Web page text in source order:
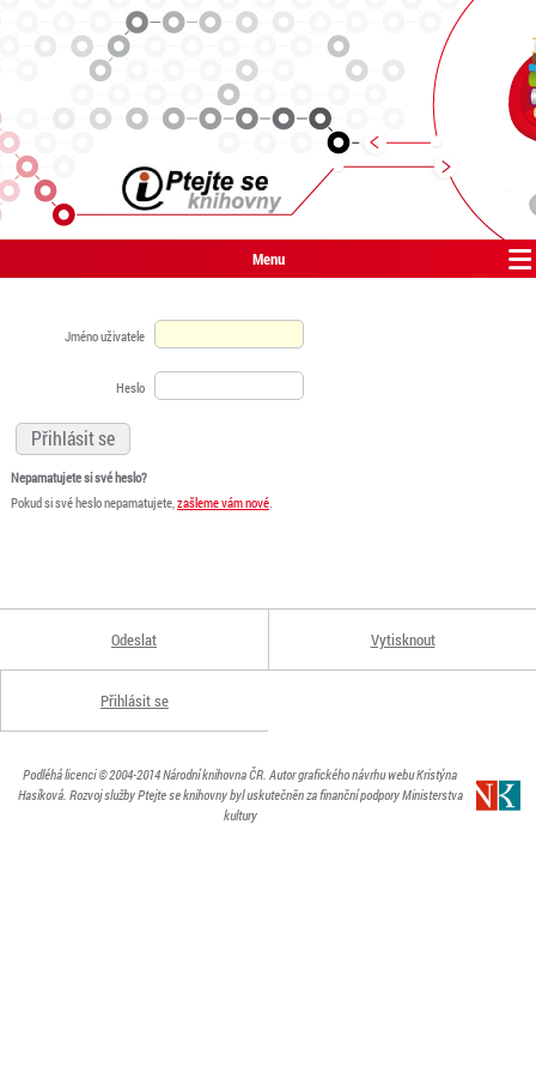
Menu
Jméno uživatele
Heslo
Nepamatujete si své heslo?
Pokud si své heslo nepamatujete,zašleme vám nové.
Odeslat Vytisknout
Přihlásit se
Podléhá licenci© 2004-2014Národní knihovna ČR. Autor grafického návrhu webu Kristýna
Hasíková. Rozvoj služby Ptejte se knihovny byl uskutečněn za finanční podpory Ministerstva
kultury